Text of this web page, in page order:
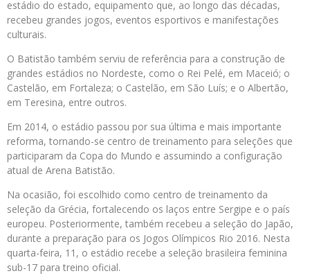
estádio do estado, equipamento que, ao longo das décadas,
recebeu grandes jogos, eventos esportivos e manifestações
culturais.
O Batistão também serviu de referência para a construção de
grandes estádios no Nordeste, como o Rei Pelé, em Maceió; o
Castelão, em Fortaleza; o Castelão, em São Luís; e o Albertão,
em Teresina, entre outros.
Em 2014, o estádio passou por sua última e mais importante
reforma, tornando-se centro de treinamento para seleções que
participaram da Copa do Mundo e assumindo a configuração
atual de Arena Batistão.
Na ocasião, foi escolhido como centro de treinamento da
seleção da Grécia, fortalecendo os laços entre Sergipe e o país
europeu. Posteriormente, também recebeu a seleção do Japão,
durante a preparação para os Jogos Olímpicos Rio 2016. Nesta
quarta-feira, 11, o estádio recebe a seleção brasileira feminina
sub-17 para treino oficial.